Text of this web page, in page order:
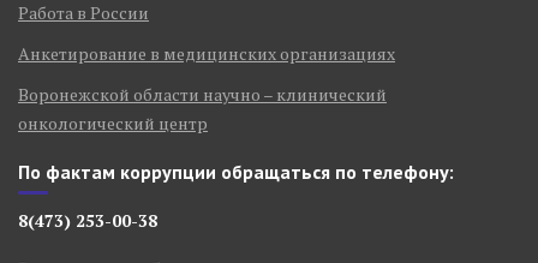
Работа в России
Анкетирование в медицинских организациях
Воронежской области научно – клинический
онкологический центр
По фактам коррупции обращаться по телефону:
8(473) 253-00-38